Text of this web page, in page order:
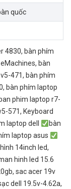
quốc
4830, bàn phím
, bàn
471, bàn phím
, bàn phím laptop
ban phim laptop r7-
571, Keyboard
laptop dell
bàn
laptop asus
14inch led,
hinh led 15.6
, sac acer 19v
dell 19.5v-4.62a,